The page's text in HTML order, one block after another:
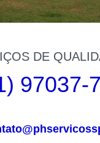
DE
97037-